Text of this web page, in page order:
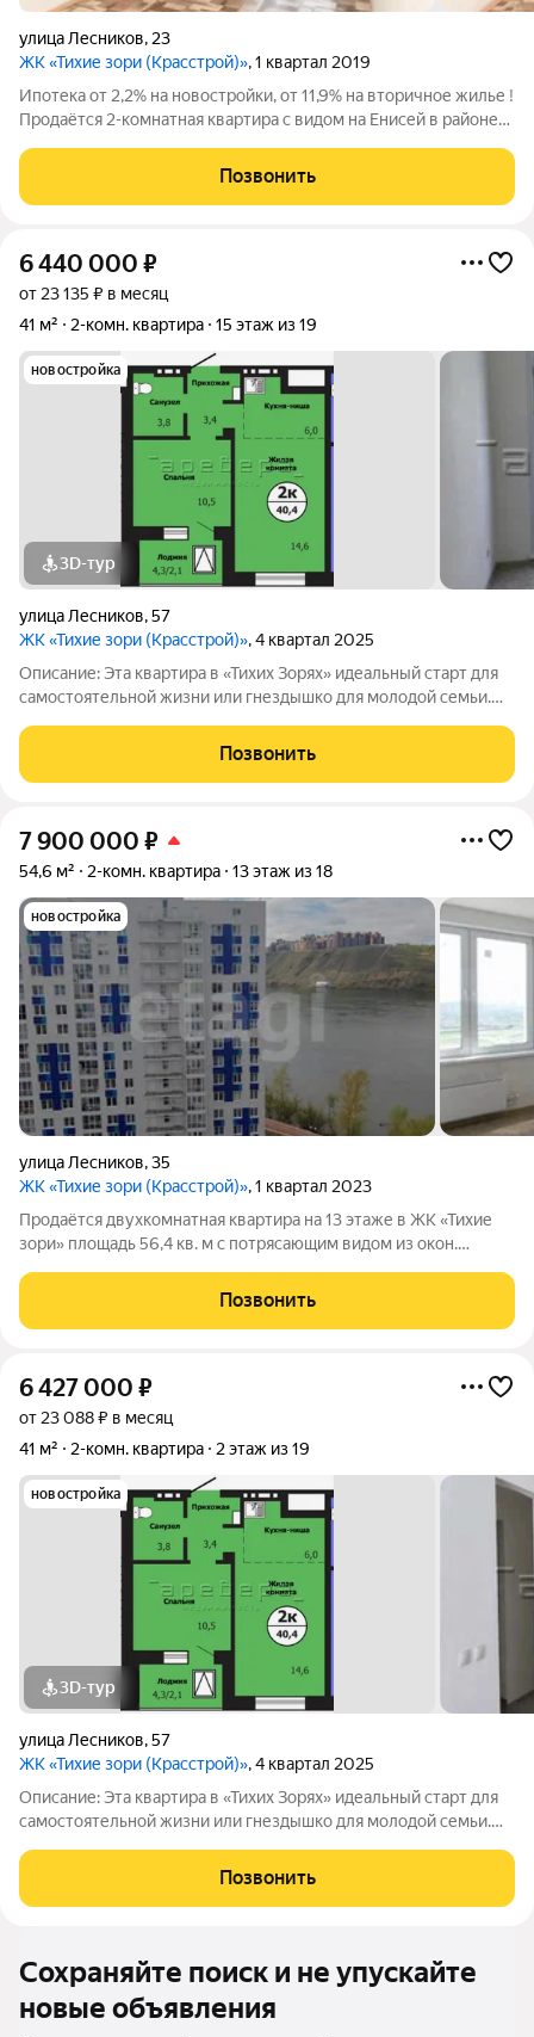
улица Лесников, 23
ЖК «Тихие зори (Красстрой)», 1 квартал 2019
Ипотека от 2,2% на новостройки, от 11,9% на вторичное жилье !
Продаётся 2-комнатная квартира с видом на Енисей в районе
картина в вашей
Позвонить
6 440 000 ₽
от 23 135 ₽ в месяц
41 м²
2-комн. квартира 15 этаж из 19
новостройка
3D-тур
улица Лесников,57
ЖК «Тихие зори (Красстрой)», 4 квартал 2025
Описание: Эта квартира в «Тихих Зорях» идеальный старт для
самостоятельной жизни или гнездышко для молодой семьи.
готовность к заезду и выгоду. Евро-планировка с
объединенной гостиной-кухней и
Позвонить
7 900 000 ₽
54,6 м² 2-комн. квартира 13 этаж из 18
новостройка
улица Лесников,35
ЖК «Тихие зори (Красстрой)», 1 квартал 2023
Продаётся двухкомнатная квартира на 13 этаже в ЖК «Тихие
зори» площадь 56,4 кв. м с потрясающим видом из окон.
покрашены, на полу линолеум, установлена акриловая ванна и
регулируемые батареи.
Позвонить
6 427 000 ₽
от 23 088 ₽ в месяц
41 м²
2-комн. квартира 2 этаж из 19
новостройка
3D-тур
улица Лесников,57
ЖК «Тихие зори (Красстрой)», 4 квартал 2025
Описание: Эта квартира в «Тихих Зорях» идеальный старт для
самостоятельной жизни или гнездышко для молодой семьи.
готовность к заезду и выгоду. Евро-планировка с
объединенной гостиной-кухней и
Позвонить
Сохраняйте поиск и не упускайте
новые объявления